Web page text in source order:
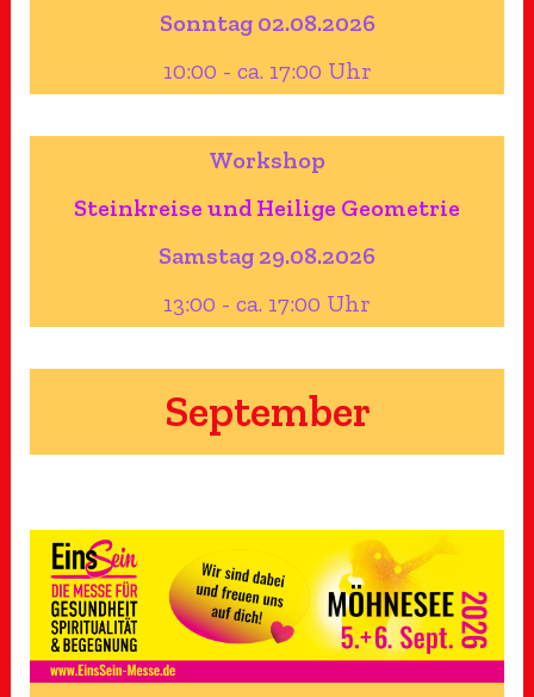
Sonntag 02.08.2026
10:00 - ca. 17:00 Uhr
Workshop
Steinkreise und Heilige Geometrie
Samstag 29.08.2026
13:00 - ca. 17:00 Uhr
September